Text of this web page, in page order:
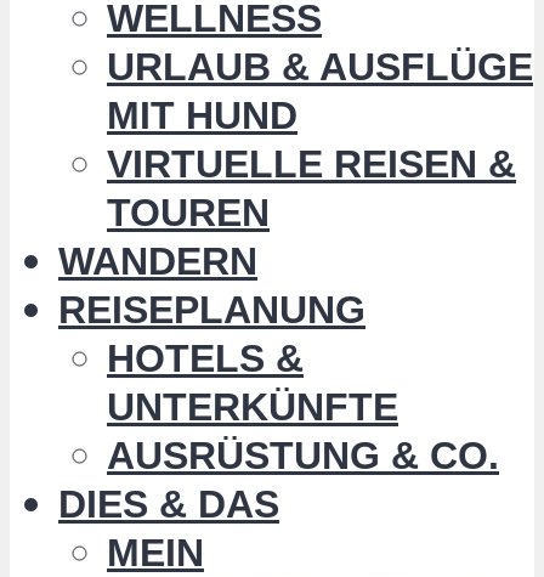
WELLNESS
URLAUB & AUSFLÜGE
MIT HUND
VIRTUELLE REISEN &
TOUREN
WANDERN
REISEPLANUNG
HOTELS &
UNTERKÜNFTE
AUSRÜSTUNG & CO.
DIES & DAS
MEIN